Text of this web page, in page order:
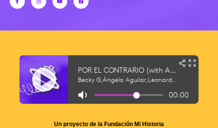
Un proyecto de la Fundación Mi Historia